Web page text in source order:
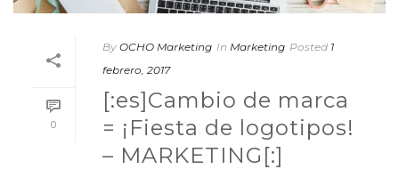
0
By OCHO Marketing In Marketing Posted 1
febrero, 2017
[:es]Cambio de marca
= ¡Fiesta de logotipos!
– MARKETING[:]